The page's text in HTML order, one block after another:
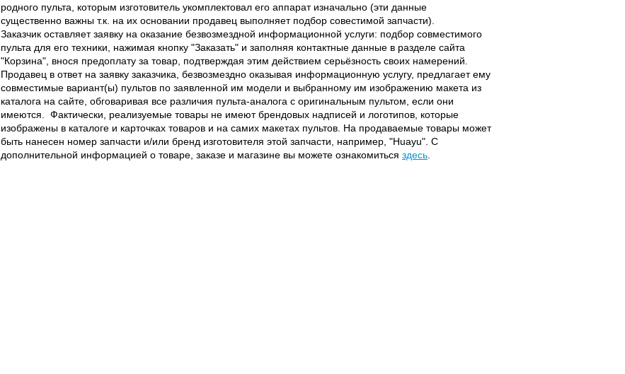
родного пульта, которым изготовитель укомплектовал его аппарат изначально (эти данные
существенно важны т.к. на их основании продавец выполняет подбор совестимой запчасти).
Заказчик оставляет заявку на оказание безвозмездной информационной услуги: подбор совместимого
пульта для его техники, нажимая кнопку "Заказать" и заполняя контактные данные в разделе сайта
"Корзина", внося предоплату за товар, подтверждая этим действием серьёзность своих намерений.
Продавец в ответ на заявку заказчика, безвозмездно оказывая информационную услугу, предлагает ему
совместимые вариант(ы) пультов по заявленной им модели и выбранному им изображению макета из
каталога на сайте, обговаривая все различия пульта-аналога с оригинальным пультом, если они
имеются. Фактически, реализуемые товары не имеют брендовых надписей и логотипов, которые
изображены в каталоге и карточках товаров и на самих макетах пультов. На продаваемые товары может
быть нанесен номер запчасти и/или бренд изготовителя этой запчасти, например, "Huayu". С
дополнительной информацией о товаре, заказе и магазине вы можете ознакомиться здесь